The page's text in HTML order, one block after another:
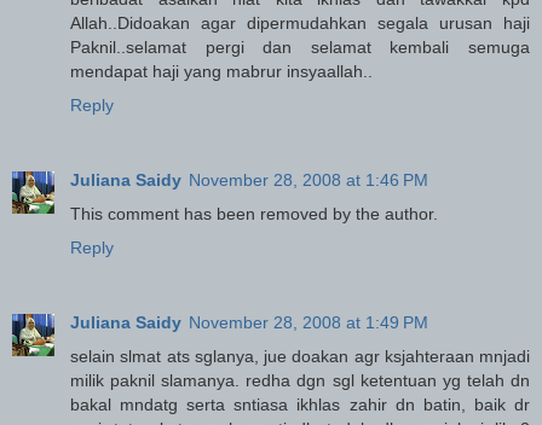
Allah..Didoakan agar dipermudahkan segala urusan haji
Paknil..selamat pergi dan selamat kembali semuga
mendapat haji yang mabrur insyaallah..
Reply
Juliana Saidy November 28, 2008 at 1:46 PM
This comment has been removed by the author.
Reply
Juliana Saidy November 28, 2008 at 1:49 PM
selain slmat ats sglanya, jue doakan agr ksjahteraan mnjadi
milik paknil slamanya. redha dgn sgl ketentuan yg telah dn
bakal mndatg serta sntiasa ikhlas zahir dn batin, baik dr